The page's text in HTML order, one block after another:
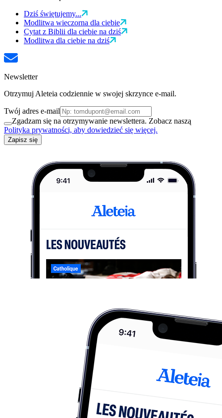
Dziś świętujemy...
Modlitwa wieczorna dla ciebie
Cytat z Biblii dla ciebie na dziś
Modlitwa dla ciebie na dziś
Newsletter
Otrzymuj Aleteia codziennie w swojej skrzynce e-mail.
Twój adres e-mail
Zgadzam się na otrzymywanie newslettera. Zobacz naszą
Polityka prywatności, aby dowiedzieć się więcej.
Zapisz się